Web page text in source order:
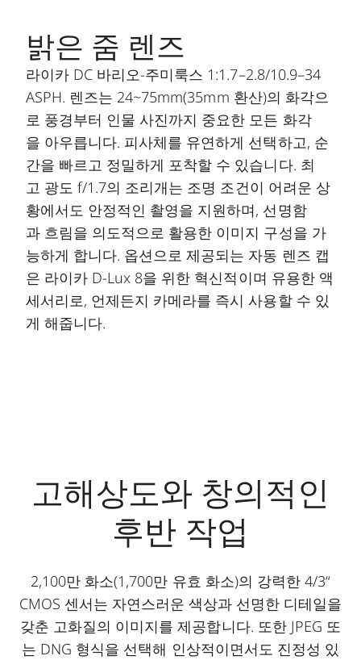
밝은 줌 렌즈
라이카 DC 바리오-주미룩스 1:1.7–2.8/10.9–34
ASPH. 렌즈는 24~75mm(35mm 환산)의 화각으
로 풍경부터 인물 사진까지 중요한 모든 화각
을 아우릅니다. 피사체를 유연하게 선택하고, 순
간을 빠르고 정밀하게 포착할 수 있습니다. 최
고 광도 f/1.7의 조리개는 조명 조건이 어려운 상
황에서도 안정적인 촬영을 지원하며, 선명함
과 흐림을 의도적으로 활용한 이미지 구성을 가
능하게 합니다. 옵션으로 제공되는 자동 렌즈 캡
은 라이카 D-Lux 8을 위한 혁신적이며 유용한 액
세서리로, 언제든지 카메라를 즉시 사용할 수 있
게 해줍니다.
고해상도와 창의적인
후반 작업
2,100만 화소(1,700만 유효 화소)의 강력한 4/3“
CMOS 센서는 자연스러운 색상과 선명한 디테일을
갖춘 고화질의 이미지를 제공합니다. 또한 JPEG 또
는 DNG 형식을 선택해 인상적이면서도 진정성 있